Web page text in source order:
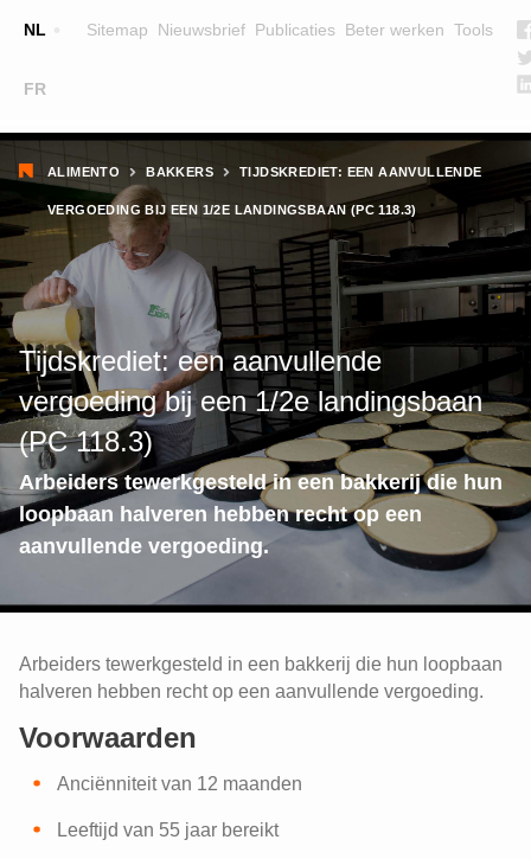
NL
FR
Sitemap Nieuwsbrief Publicaties Beter werken Tools
Main
navigation
LESGEVERS
WIE ZIJN WE
TEAM
CONTACT
Kruimelpad
ALIMENTO BAKKERS TIJDSKREDIET: EEN AANVULLENDE
VERGOEDING BIJ EEN 1/2E LANDINGSBAAN (PC 118.3)
Tijdskrediet: een aanvullende
vergoeding bij een 1/2e landingsbaan
(PC 118.3)
Arbeiders tewerkgesteld in een bakkerij die hun
loopbaan halveren hebben recht op een
aanvullende vergoeding.
Arbeiders tewerkgesteld in een bakkerij die hun loopbaan
halveren hebben recht op een aanvullende vergoeding.
Voorwaarden
Anciënniteit van 12 maanden
Leeftijd van 55 jaar bereikt